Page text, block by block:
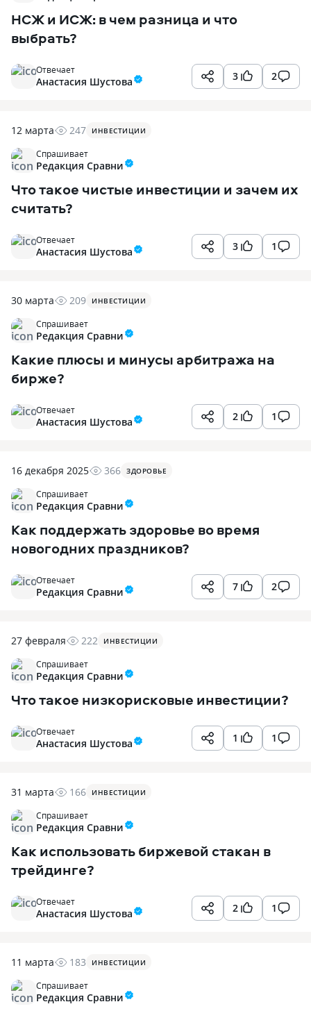
НСЖ и ИСЖ: в чем разница и что
выбрать?
3 2
Отвечает
Анастасия Шустова
12 марта 247 ИНВЕСТИЦИИ
Спрашивает
Редакция Сравни
Что такое чистые инвестиции и зачем их
считать?
3 1
Отвечает
Анастасия Шустова
30 марта 209 ИНВЕСТИЦИИ
Спрашивает
Редакция Сравни
Какие плюсы и минусы арбитража на
бирже?
2 1
Отвечает
Анастасия Шустова
16 декабря 2025 366 ЗДОРОВЬЕ
Спрашивает
Редакция Сравни
Как поддержать здоровье во время
новогодних праздников?
7 2
Отвечает
Редакция Сравни
27 февраля 222 ИНВЕСТИЦИИ
Спрашивает
Редакция Сравни
Что такое низкорисковые инвестиции?
1 1
Отвечает
Анастасия Шустова
31 марта 166 ИНВЕСТИЦИИ
Спрашивает
Редакция Сравни
Как использовать биржевой стакан в
трейдинге?
2 1
Отвечает
Анастасия Шустова
11 марта 183 ИНВЕСТИЦИИ
Спрашивает
Редакция Сравни